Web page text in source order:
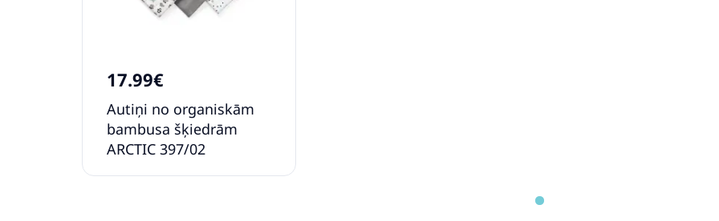
17.99€
Autiņi no organiskām
bambusa šķiedrām
ARCTIC 397/02